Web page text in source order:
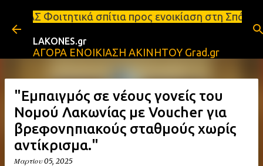
Μετάβαση στο κύριο περιεχόμενο
σπίτια προς ενοικίαση στη Σπάρτη
LAKONES.gr
ΑΓΟΡΑ ΕΝΟΙΚΙΑΣΗ ΑΚΙΝΗΤΟΥ Grad.gr
"Εμπαιγμός σε νέους γονείς του
Νομού Λακωνίας με Voucher για
βρεφονηπιακούς σταθμούς χωρίς
αντίκρισμα."
Μαρτίου 05, 2025